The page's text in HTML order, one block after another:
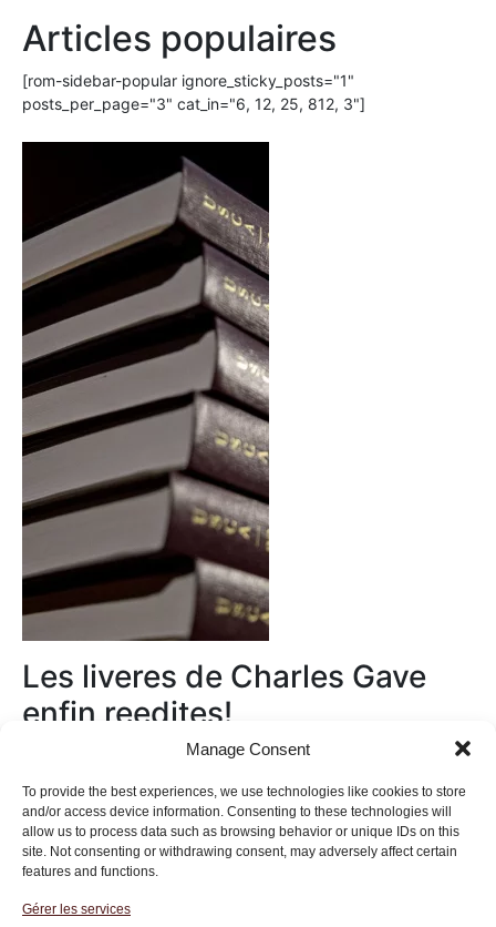
Manage Consent
To provide the best experiences, we use technologies like cookies to store
and/or access device information. Consenting to these technologies will
allow us to process data such as browsing behavior or unique IDs on this
site. Not consenting or withdrawing consent, may adversely affect certain
features and functions.
Gérer les services
Articles populaires
[rom-sidebar-popular ignore_sticky_posts="1"
posts_per_page="3" cat_in="6, 12, 25, 812, 3"]
Les liveres de Charles Gave
enfin reedites!